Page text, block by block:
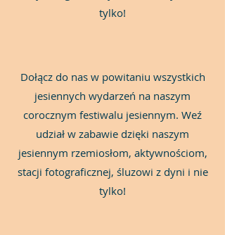
tylko!
Dołącz do nas w powitaniu wszystkich
jesiennych wydarzeń na naszym
corocznym festiwalu jesiennym. Weź
udział w zabawie dzięki naszym
jesiennym rzemiosłom, aktywnościom,
stacji fotograficznej, śluzowi z dyni i nie
tylko!